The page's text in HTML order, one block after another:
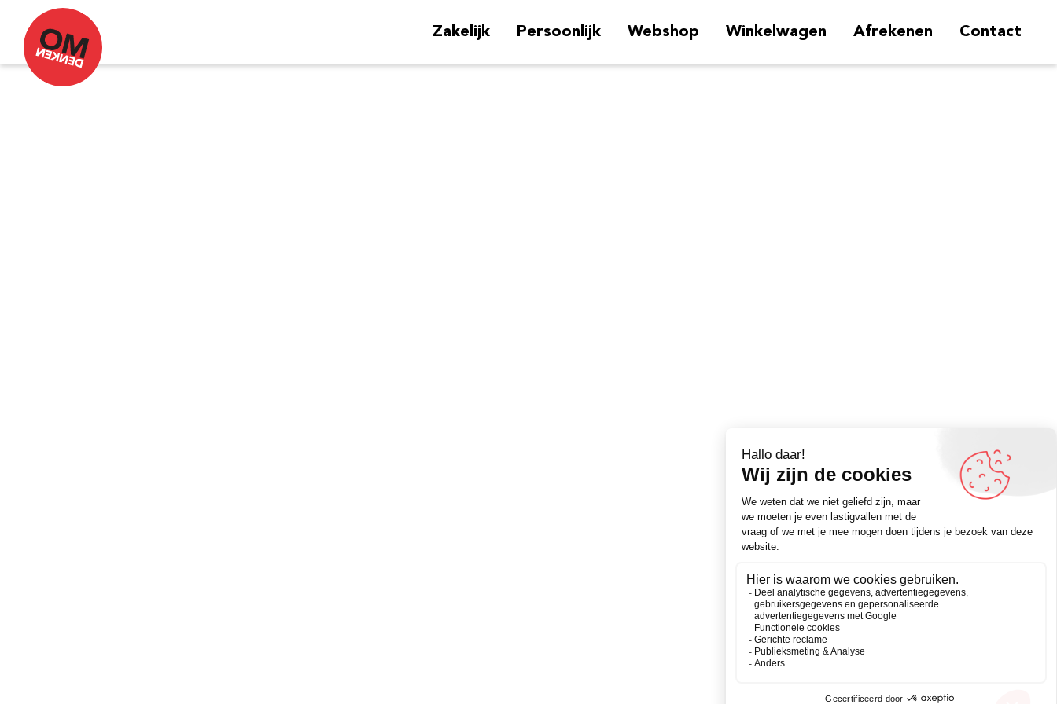
Zakelijk Persoonlijk Webshop Winkelwagen Afrekenen Contact